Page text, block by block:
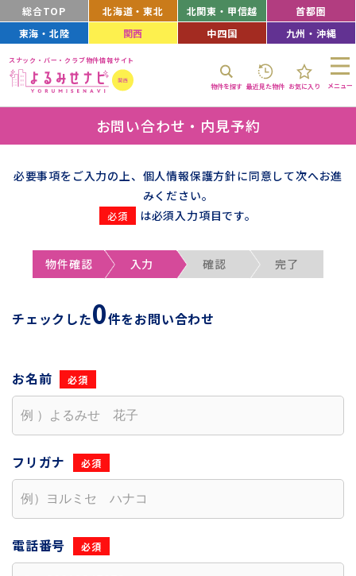
総合TOP 北海道・東北 北関東・甲信越
首都圏
東海・北陸
関西 中四国 九州・沖縄
スナック・バー・クラブ物件情報サイト
物件を探す 最近見た物件 お気に入り メニュー
お問い合わせ・内見予約
必要事項をご入力の上、個人情報保護方針に同意して次へお進
みください。
は必須入力項目です。
物件確認 入力 確認 完了
チェックした0件をお問い合わせ
お名前
フリガナ
電話番号